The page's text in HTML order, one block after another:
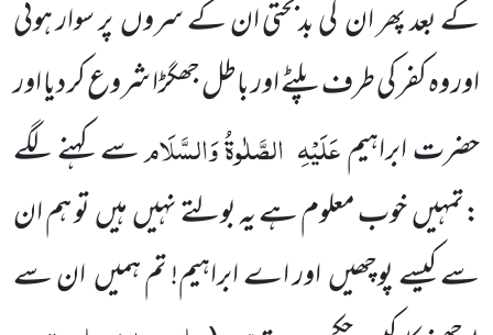
کے بعد پھر انکی بدبختی ان کے سروں پر سوار ہوئی
اور وہ کفر کی طرف پلٹے اور باطل جھگڑا شروع کر دیا اور
حضرت ابراہیمعَلَیْہِ الصَّلٰوۃُ وَالسَّلَامسے کہنے لگے
:تمہیں خوب معلوم ہے یہ بولتے نہیں ہیں تو ہم ان
سے کیسے پوچھیں اور اے ابراہیم! تم ہمیں ان سے